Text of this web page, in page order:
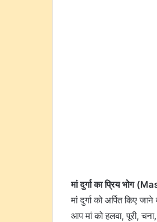
मां दुर्गा का प्रिय भोग
मां दुर्गा को अर्पित किए
आप मां को हलवा, पूरी,